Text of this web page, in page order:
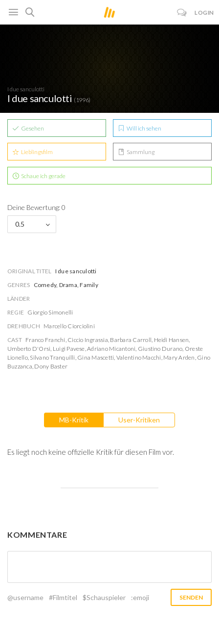
LOGIN
I due sanculotti
I due sanculotti (1996)
Gesehen Will ich sehen
Lieblingsfilm Sammlung
Schaue ich gerade
Deine Bewertung: 0
0.5
ORIGINAL TITEL I due sanculotti
GENRES Comedy, Drama, Family
LÄNDER
REGIE Giorgio Simonelli
DREHBUCH Marcello Ciorciolini
CAST Franco Franchi, Ciccio Ingrassia, Barbara Carroll, Heidi Hansen,
Umberto D'Orsi, Luigi Pavese,Adriano Micantoni, Giustino Durano, Oreste
Lionello, Silvano Tranquilli, Gina Mascetti, Valentino Macchi, Mary Arden, Gino
Buzzanca, Dony Baster
MB-Kritik User-Kritiken
Es liegt noch keine offizielle Kritik für diesen Film vor.
KOMMENTARE
@username #Filmtitel $Schauspieler :emoji